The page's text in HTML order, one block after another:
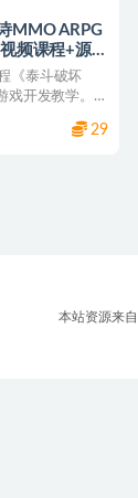
MMO ARPG
频课程+源码
《泰斗破坏
戏开发教学。包
29
本站资源来